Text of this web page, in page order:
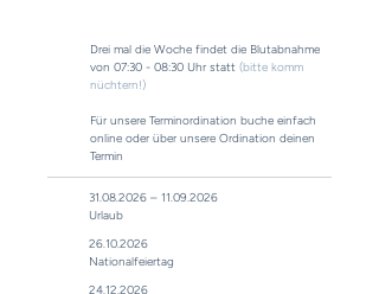
Drei mal die Woche findet die Blutabnahme
von 07:30 - 08:30 Uhr statt (bitte komm
nüchtern!)
Für unsere Terminordination buche einfach
online oder über unsere Ordination deinen
Termin
31.08.2026 – 11.09.2026
Urlaub
26.10.2026
Nationalfeiertag
24.12.2026